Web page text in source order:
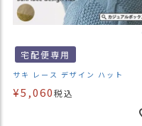
宅配便専用
サキ レース デザイン ハット
¥5,060税込